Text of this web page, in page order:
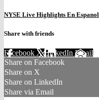
NYSE Live Highlights En Espanol
Share with friends
Facebook XLinkedIn Email
Share on Facebook
Share on X
Share on LinkedIn
Share via Email